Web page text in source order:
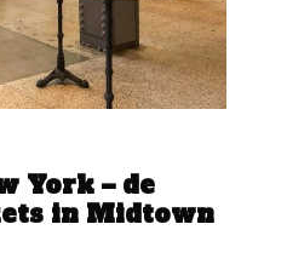
York – de
in Midtown